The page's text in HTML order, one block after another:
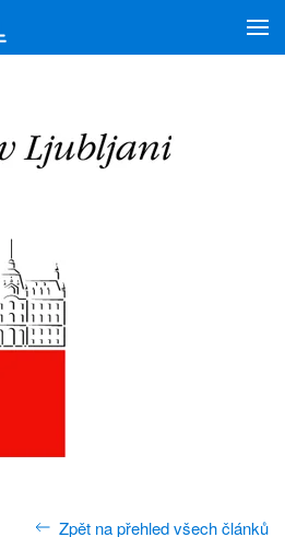
Zpět na přehled všech článků